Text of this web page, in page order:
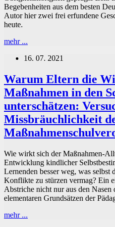
Begebenheiten aus dem besten
Autor hier zwei frei erfundene
heute.
mehr ...
16. 07. 2021
Warum Eltern die
Maßnahmen in den
unterschätzen:
Missbräuchlichkeit
Wie wirkt sich der Maßnahmen-
Entwicklung kindlicher
Lernenden besser weg, was selbst
Konflikte zu stürzen vermag? Ein
Abstriche nicht nur aus den
elementaren Grundsätzen der
mehr ...